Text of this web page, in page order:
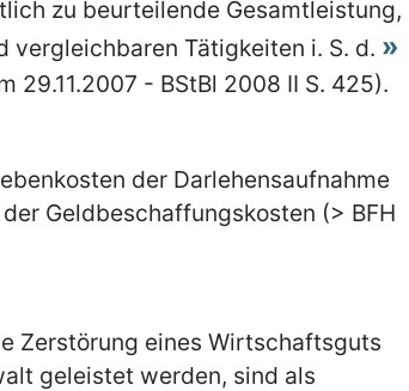
zu beurteilende Gesamtleistung,
vergleichbaren Tätigkeiten i. S. d.
29.11.2007 - BStBl 2008 II S. 425).
der Darlehensaufnahme
Geldbeschaffungskosten (> BFH
Zerstörung eines Wirtschaftsguts
geleistet werden, sind als